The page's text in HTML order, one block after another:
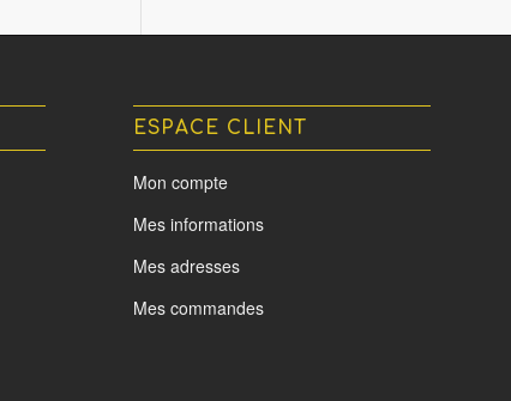
ESPACE CLIENT
Mon compte
Mes informations
Mes adresses
Mes commandes